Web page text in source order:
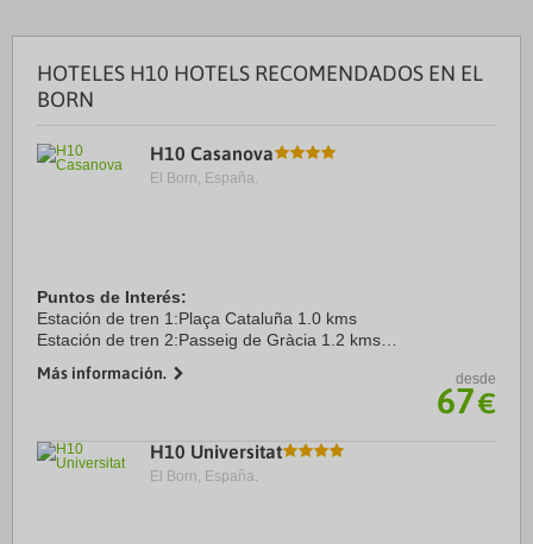
HOTELES H10 HOTELS RECOMENDADOS EN EL
BORN
H10 Casanova
El Born, España.
Puntos de Interés:
Estación de tren 1:Plaça Cataluña 1.0 kms
Estación de tren 2:Passeig de Gràcia 1.2 kms
Puerto:Puerto de Barcelona 4.6 kms
Más información. desde
67€
H10 Universitat
El Born, España.